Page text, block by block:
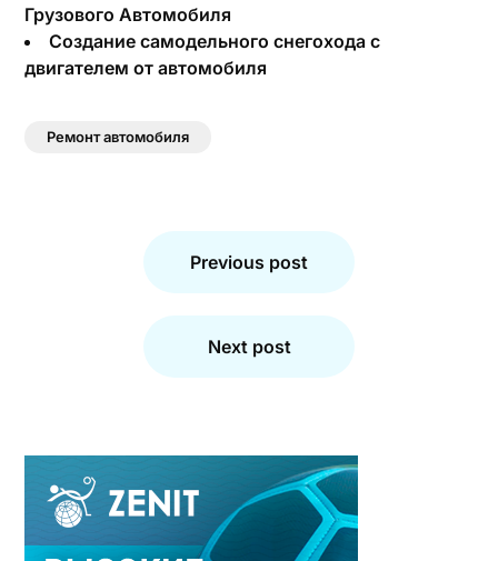
Грузового Автомобиля
Создание самодельного снегохода с
двигателем от автомобиля
Ремонт автомобиля
Previous post
Next post